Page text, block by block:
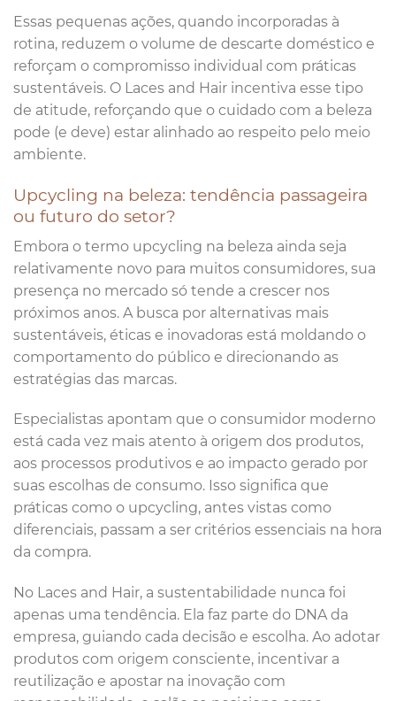
Essas pequenas ações, quando incorporadas à
rotina, reduzem o volume de descarte doméstico e
reforçam o compromisso individual com práticas
sustentáveis. O Laces and Hair incentiva esse tipo
de atitude, reforçando que o cuidado com a beleza
pode (e deve) estar alinhado ao respeito pelo meio
ambiente.
Upcycling na beleza: tendência passageira
ou futuro do setor?
Embora o termo upcycling na beleza ainda seja
relativamente novo para muitos consumidores, sua
presença no mercado só tende a crescer nos
próximos anos. A busca por alternativas mais
sustentáveis, éticas e inovadoras está moldando o
comportamento do público e direcionando as
estratégias das marcas.
Especialistas apontam que o consumidor moderno
está cada vez mais atento à origem dos produtos,
aos processos produtivos e ao impacto gerado por
suas escolhas de consumo. Isso significa que
práticas como o upcycling, antes vistas como
diferenciais, passam a ser critérios essenciais na hora
da compra.
No Laces and Hair, a sustentabilidade nunca foi
apenas uma tendência. Ela faz parte do DNA da
empresa, guiando cada decisão e escolha. Ao adotar
produtos com origem consciente, incentivar a
reutilização e apostar na inovação com